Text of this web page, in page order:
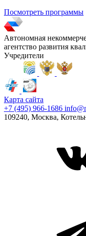
Посмотреть программы
Автономная
агентство развития
Учредители
Карта сайта
+7 (495) 966-1686
109240, Москва,